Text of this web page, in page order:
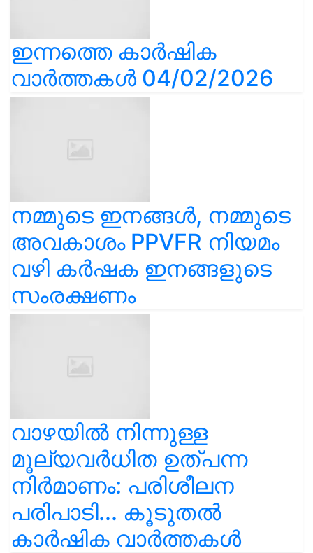
ഇന്നത്തെ കാർഷിക
വാർത്തകൾ 04/02/2026
നമ്മുടെ ഇനങ്ങൾ, നമ്മുടെ
അവകാശം PPVFR നിയമം
വഴി കർഷക ഇനങ്ങളുടെ
സംരക്ഷണം
വാഴയിൽ നിന്നുള്ള
മൂല്യവർധിത ഉത്പന്ന
നിർമാണം: പരിശീലന
പരിപാടി... കൂടുതൽ
കാർഷിക വാർത്തകൾ